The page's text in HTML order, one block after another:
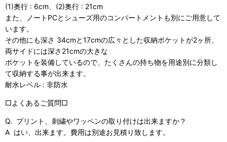
(1)奥行 : 6cm、(2)奥行 : 21cm
また、ノートPCとシューズ用のコンパートメントも別にご用意して
います。
その他にも深さ 34cmと17cmの広々とした収納ポケットが2ヶ所、
両サイドには深さ21cmの大きな
ポケットを装備しているので、たくさんの持ち物を用途別に分類し
て収納する事が出来ます。
耐水レベル : 非防水
□よくあるご質問□
Q. プリント、刺繍やワッペンの取り付けは出来ますか？
A はい、出来ます。費用は別途お見積り致します。